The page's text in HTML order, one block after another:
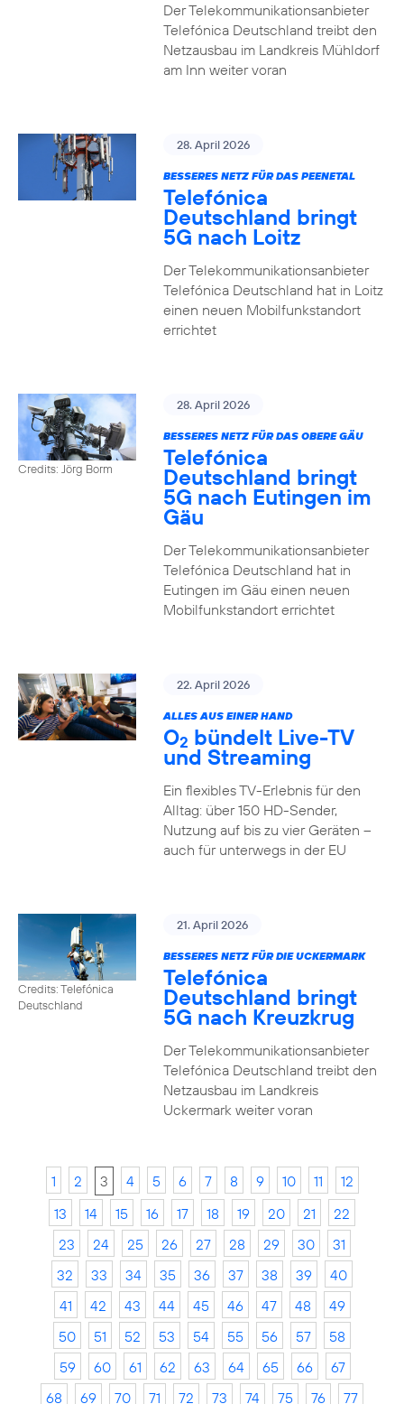
Der Telekommunikationsanbieter
Telefónica Deutschland treibt den
Netzausbau im Landkreis Mühldorf
am Inn weiter voran
28. April 2026
BESSERES NETZ FÜR DAS PEENETAL
Telefónica
Deutschland bringt
5G nach Loitz
Der Telekommunikationsanbieter
Telefónica Deutschland hat in Loitz
einen neuen Mobilfunkstandort
errichtet
Credits: Jörg Borm
28. April 2026
BESSERES NETZ FÜR DAS OBERE GÄU
Telefónica
Deutschland bringt
5G nach Eutingen im
Gäu
Der Telekommunikationsanbieter
Telefónica Deutschland hat in
Eutingen im Gäu einen neuen
Mobilfunkstandort errichtet
22. April 2026
ALLES AUS EINER HAND
O2 bündelt Live-TV
und Streaming
Ein flexibles TV-Erlebnis für den
Alltag: über 150 HD-Sender,
Nutzung auf bis zu vier Geräten –
auch für unterwegs in der EU
Credits: Telefónica
Deutschland
21. April 2026
BESSERES NETZ FÜR DIE UCKERMARK
Telefónica
Deutschland bringt
5G nach Kreuzkrug
Der Telekommunikationsanbieter
Telefónica Deutschland treibt den
Netzausbau im Landkreis
Uckermark weiter voran
1 2 3 4 5 6 7 8 9 10 11
12
13
14 15 16 17 18 19 20 21
22
23
24 25 26 27 28 29 30
31
32
33 34 35 36 37 38 39
40
41
42 43 44 45 46 47 48
49
50
51 52 53 54 55 56 57
58
59
60 61 62 63 64 65 66
67
68
69 70 71 72 73 74 75 76 77